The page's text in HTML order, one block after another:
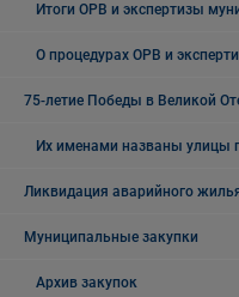
Итоги ОРВ и экспертизы
О процедурах ОРВ и
75-летие Победы в Великой
Их именами названы улицы
Ликвидация аварийного
Муниципальные закупки
Архив закупок